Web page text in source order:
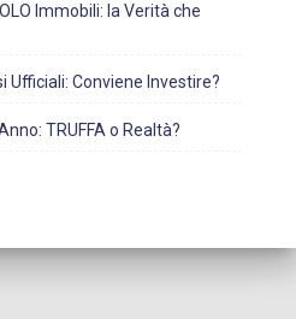
Immobili: la Verità che
Ufficiali: Conviene Investire?
TRUFFA o Realtà?